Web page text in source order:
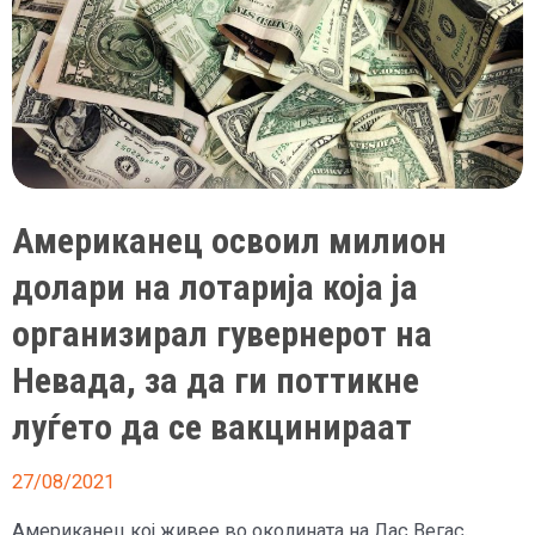
се
руча
и
пие
по
улиците
Американец освоил милион
долари на лотарија која ја
организирал гувернерот на
Невада, за да ги поттикне
луѓето да се вакцинираат
27/08/2021
Американец кој живее во околината на Лас Вегас,